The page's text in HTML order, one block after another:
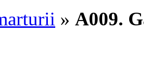
» A009.